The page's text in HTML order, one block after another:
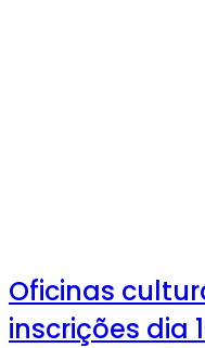
Oficinas
inscrições dia